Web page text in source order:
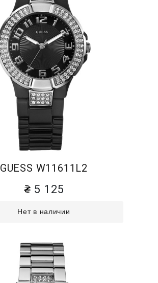
GUESS W11611L2
5 125
Нет в наличии